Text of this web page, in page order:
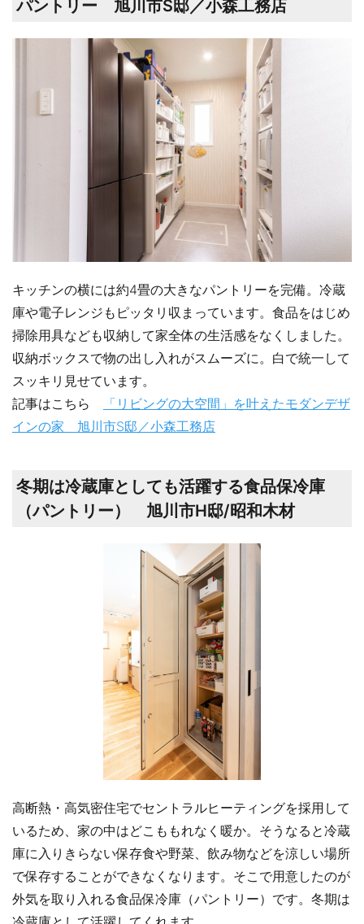
パントリー 旭川市S邸／小森工務店
キッチンの横には約4畳の大きなパントリーを完備。冷蔵
庫や電子レンジもピッタリ収まっています。食品をはじめ
掃除用具なども収納して家全体の生活感をなくしました。
収納ボックスで物の出し入れがスムーズに。白で統一して
スッキリ見せています。
記事はこちら
「リビングの大空間」を叶えたモダンデザ
インの家 旭川市S邸／小森工務店
冬期は冷蔵庫としても活躍する食品保冷庫
（パントリー） 旭川市H邸/昭和木材
高断熱・高気密住宅でセントラルヒーティングを採用して
いるため、家の中はどこももれなく暖か。そうなると冷蔵
庫に入りきらない保存食や野菜、飲み物などを涼しい場所
で保存することができなくなります。そこで用意したのが
外気を取り入れる食品保冷庫（パントリー）です。冬期は